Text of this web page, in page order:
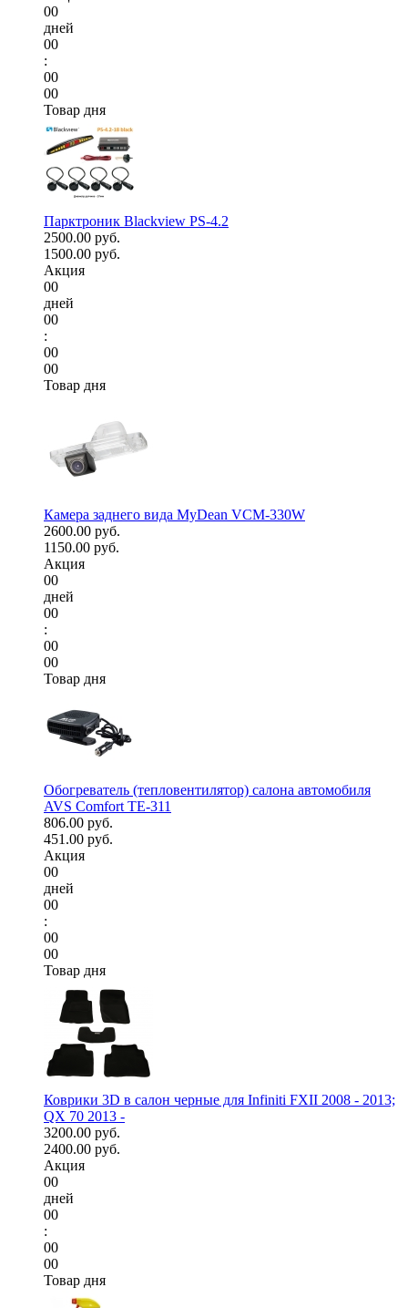
00
дней
00
:
00
00
Товар дня
Парктроник Blackview PS-4.2
2500.00 руб.
1500.00 руб.
Акция
00
дней
00
:
00
00
Товар дня
Камера заднего вида MyDean VCM-330W
2600.00 руб.
1150.00 руб.
Акция
00
дней
00
:
00
00
Товар дня
Обогреватель (тепловентилятор) салона автомобиля
AVS Comfort TE-311
806.00 руб.
451.00 руб.
Акция
00
дней
00
:
00
00
Товар дня
Коврики 3D в салон черные для Infiniti FXII 2008 - 2013;
QX 70 2013 -
3200.00 руб.
2400.00 руб.
Акция
00
дней
00
:
00
00
Товар дня